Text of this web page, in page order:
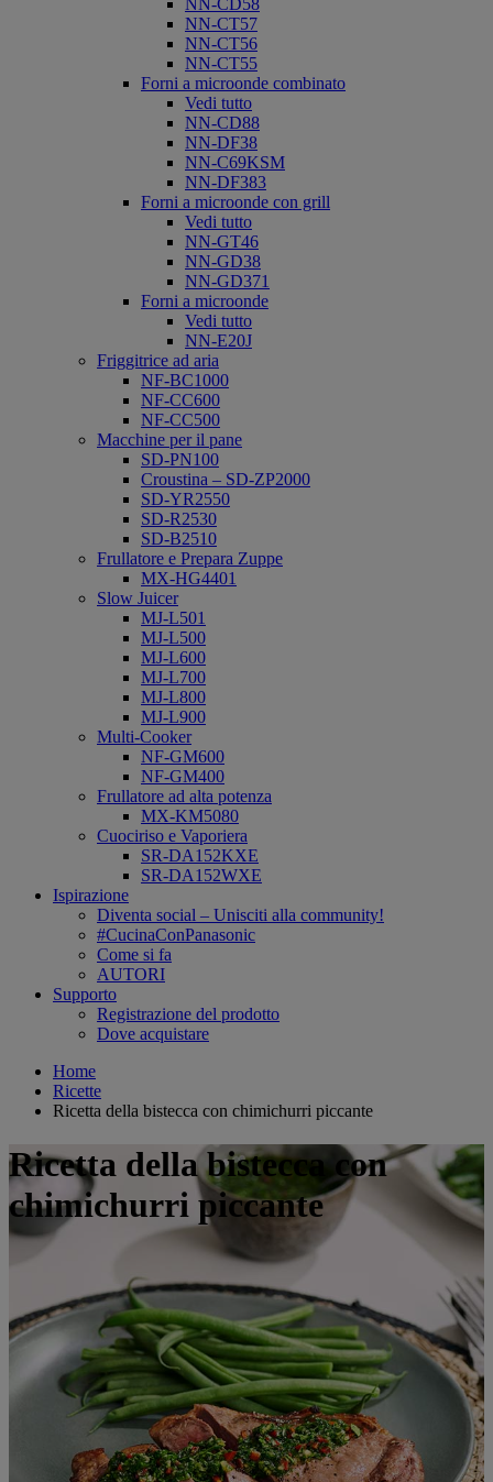
NN-CD58
NN-CT57
NN-CT56
NN-CT55
Forni a microonde combinato
Vedi tutto
NN-CD88
NN-DF38
NN-C69KSM
NN-DF383
Forni a microonde con grill
Vedi tutto
NN-GT46
NN-GD38
NN-GD371
Forni a microonde
Vedi tutto
NN-E20J
Friggitrice ad aria
NF-BC1000
NF-CC600
NF-CC500
Macchine per il pane
SD-PN100
Croustina – SD-ZP2000
SD-YR2550
SD-R2530
SD-B2510
Frullatore e Prepara Zuppe
MX-HG4401
Slow Juicer
MJ-L501
MJ-L500
MJ-L600
MJ-L700
MJ-L800
MJ-L900
Multi-Cooker
NF-GM600
NF-GM400
Frullatore ad alta potenza
MX-KM5080
Cuociriso e Vaporiera
SR-DA152KXE
SR-DA152WXE
Ispirazione
Diventa social – Unisciti alla community!
#CucinaConPanasonic
Come si fa
AUTORI
Supporto
Registrazione del prodotto
Dove acquistare
Home
Ricette
Ricetta della bistecca con chimichurri piccante
Ricetta della bistecca con
chimichurri piccante